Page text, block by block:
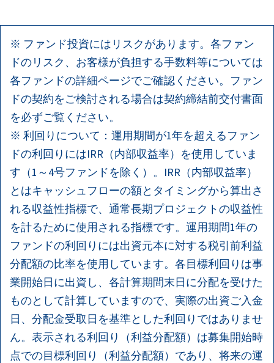
※ ファンド投資にはリスクがあります。各ファン
ドのリスク、お客様が負担する手数料等については
各ファンドの詳細ページでご確認ください。ファン
ドの契約をご検討される場合は契約締結前交付書面
を必ずご覧ください。
※ 利回りについて：運用期間が1年を超えるファン
ドの利回りにはIRR（内部収益率）を使用していま
す（1～4号ファンドを除く）。IRR（内部収益率）
とはキャッシュフローの額とタイミングから算出さ
れる収益性指標で、通常長期プロジェクトの収益性
を計るために使用される指標です。運用期間1年の
ファンドの利回りには出資元本に対する税引前利益
分配額の比率を使用しています。各目標利回りは事
業開始日に出資し、各計算期間末日に分配を受けた
ものとして計算していますので、実際の出資ご入金
日、分配金受取日を基準とした利回りではありませ
ん。表示される利回り（利益分配額）は募集開始時
点での目標利回り（利益分配額）であり、将来の運